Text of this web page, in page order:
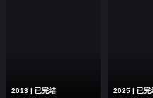
2013 | 已完结 2025 | 已完